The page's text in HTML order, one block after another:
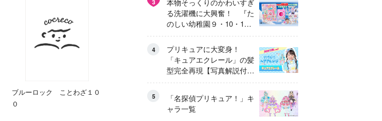
ブルーロック ことわざ１０
０
3
本物そっくりのかわいすぎ
る洗濯機に大興奮！ 『た
のしい幼稚園９・10・11
月号』だけのオリジナル付
録「プリキュア くるくる
せんたくき」
4
プリキュアに大変身！
「キュアエクレール」の髪
型完全再現【写真解説付
き】
5
「名探偵プリキュア！」キ
ャラ一覧